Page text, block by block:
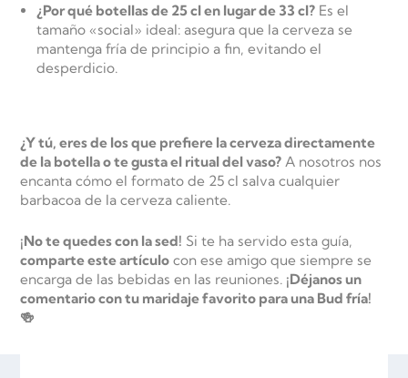
¿Por qué botellas de 25 cl en lugar de 33 cl? Es el
tamaño «social» ideal: asegura que la cerveza se
mantenga fría de principio a fin, evitando el
desperdicio.
¿Y tú, eres de los que prefiere la cerveza directamente
de la botella o te gusta el ritual del vaso? A nosotros nos
encanta cómo el formato de 25 cl salva cualquier
barbacoa de la cerveza caliente.
¡No te quedes con la sed! Si te ha servido esta guía,
comparte este artículo con ese amigo que siempre se
encarga de las bebidas en las reuniones. ¡Déjanos un
comentario con tu maridaje favorito para una Bud fría!
🍻